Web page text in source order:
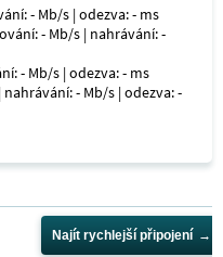
- Mb/s | odezva: - ms
- Mb/s | nahrávání: -
- Mb/s | odezva: - ms
- Mb/s | odezva: -
Najít rychlejší připojení